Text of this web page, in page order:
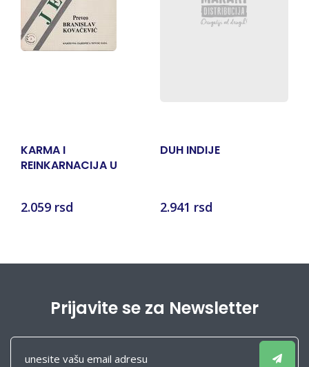
KARMA I
REINKARNACIJA U
2.059 rsd
DUH INDIJE
2.941 rsd
Prijavite se za Newsletter